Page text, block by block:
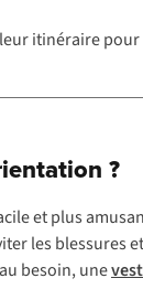
itinéraire
?
et plus
les blessures
besoin, une